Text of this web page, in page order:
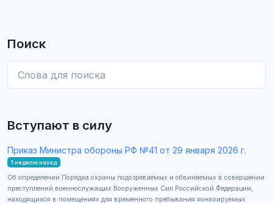
Поиск
Вступают в силу
Приказ Министра обороны РФ №41 от 29 января 2026 г.
1 неделю назад
Об определении Порядка охраны подозреваемых и обвиняемых в совершении
преступлений военнослужащих Вооруженных Сил Российской Федерации,
находящихся в помещениях для временного пребывания конвоируемых